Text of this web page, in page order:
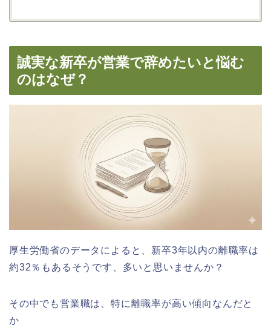
誠実な新卒が営業で辞めたいと悩む
のはなぜ？
厚生労働省のデータによると、新卒3年以内の離職率は
約32％もあるそうです、多いと思いませんか？
その中でも営業職は、特に離職率が高い傾向なんだと
か